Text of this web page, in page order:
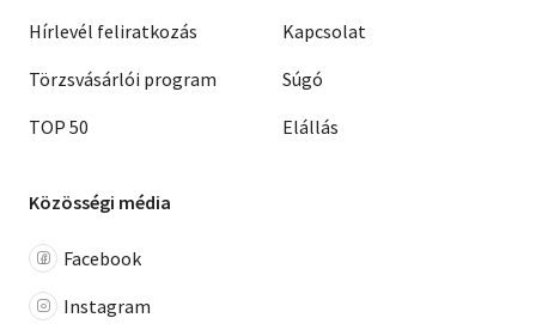
Hírlevél feliratkozás
Törzsvásárlói program
TOP 50
Kapcsolat
Súgó
Elállás
Közösségi média
Facebook
Instagram